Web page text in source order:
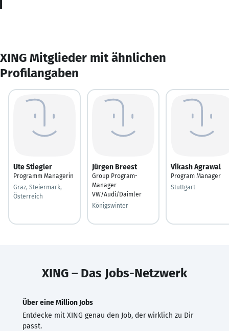
XING Mitglieder mit ähnlichen
Profilangaben
Ute Stiegler
Programm Managerin
Graz, Steiermark,
Österreich
Jürgen Breest
Group Program-
Manager
VW/Audi/Daimler
Königswinter
Vikash Agrawal
Program Manager
Stuttgart
XING – Das Jobs-Netzwerk
Über eine Million Jobs
Entdecke mit XING genau den Job, der wirklich zu Dir
passt.